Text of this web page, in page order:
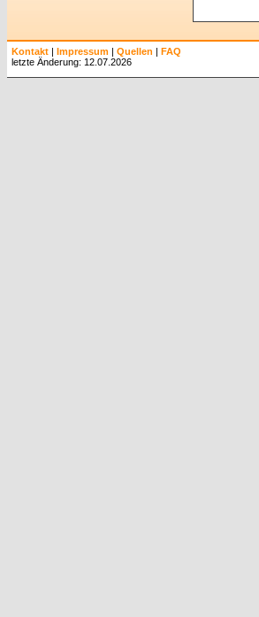
Kontakt | Impressum | Quellen | FAQ
letzte Änderung: 12.07.2026